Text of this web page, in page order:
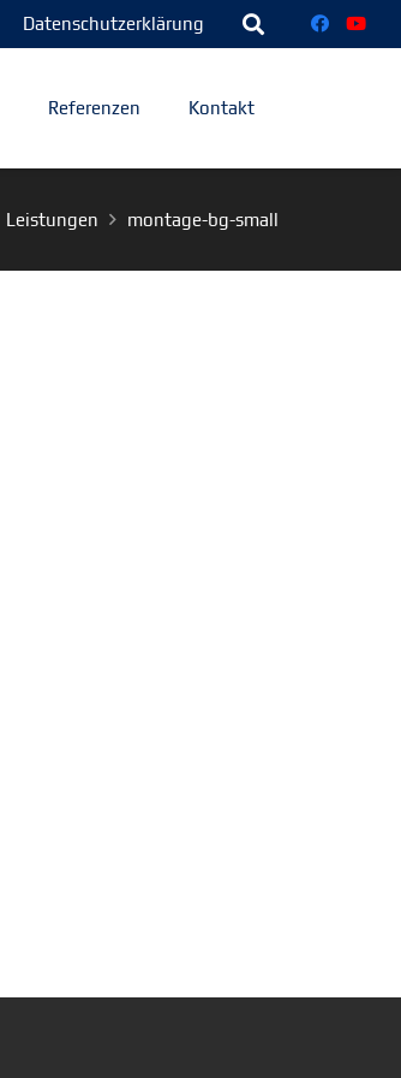
Datenschutzerklärung
Referenzen Kontakt
Leistungen montage-bg-small